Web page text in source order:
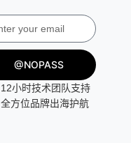
@NOPASS
12小时技术团队支持
全方位品牌出海护航